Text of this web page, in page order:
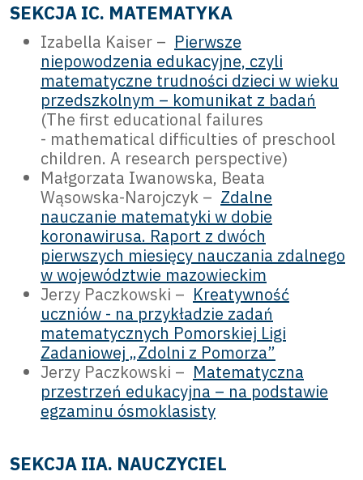
SEKCJA IC. MATEMATYKA
Izabella Kaiser – Pierwsze
niepowodzenia edukacyjne, czyli
matematyczne trudności dzieci w wieku
przedszkolnym – komunikat z badań
(The first educational failures
- mathematical difficulties of preschool
children. A research perspective)
Małgorzata Iwanowska, Beata
Wąsowska-Narojczyk – Zdalne
nauczanie matematyki w dobie
koronawirusa. Raport z dwóch
pierwszych miesięcy nauczania zdalnego
w województwie mazowieckim
Jerzy Paczkowski – Kreatywność
uczniów - na przykładzie zadań
matematycznych Pomorskiej Ligi
Zadaniowej „Zdolni z Pomorza”
Jerzy Paczkowski – Matematyczna
przestrzeń edukacyjna – na podstawie
egzaminu ósmoklasisty
SEKCJA IIA. NAUCZYCIEL